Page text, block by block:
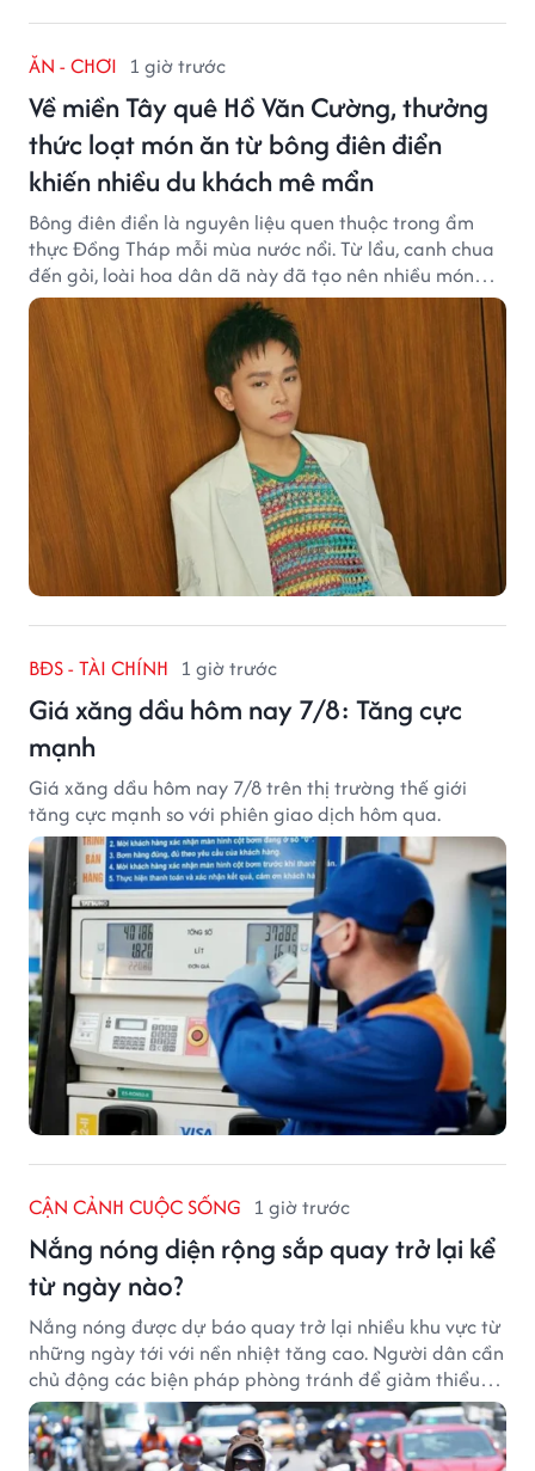
ĂN - CHƠI 1 giờ trước
Về miền Tây quê Hồ Văn Cường, thưởng
thức loạt món ăn từ bông điên điển
khiến nhiều du khách mê mẩn
Bông điên điển là nguyên liệu quen thuộc trong ẩm
thực Đồng Tháp mỗi mùa nước nổi. Từ lẩu, canh chua
đến gỏi, loài hoa dân dã này đã tạo nên nhiều món
ngon khiến du khách khó quên.
BĐS - TÀI CHÍNH 1 giờ trước
Giá xăng dầu hôm nay 7/8: Tăng cực
mạnh
Giá xăng dầu hôm nay 7/8 trên thị trường thế giới
tăng cực mạnh so với phiên giao dịch hôm qua.
CẬN CẢNH CUỘC SỐNG 1 giờ trước
Nắng nóng diện rộng sắp quay trở lại kể
từ ngày nào?
Nắng nóng được dự báo quay trở lại nhiều khu vực từ
những ngày tới với nền nhiệt tăng cao. Người dân cần
chủ động các biện pháp phòng tránh để giảm thiểu
tác động của thời tiết cực đoan.